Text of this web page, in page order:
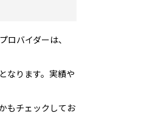
バイダーは、
なります。実績や
もチェックしてお